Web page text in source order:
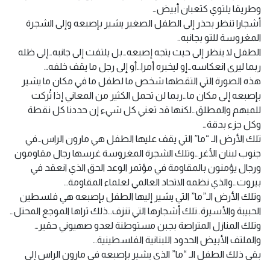
وطريقا يلتوي كثعبان أبيض…
أشجارا تنظر بحذر إلى الطفل الصغير يشير بإصبعه وإلى الشجرة
المغروسة للتو بجانبه..
الطفل لا ينظر إلى حيث يتجه إصبعه…بل يلتفت إلى جانبه…إلى ظله
ربما ليرى انعكاسه…إو ليخبره أمرا…أو إلى رجل ما يقف خلفه…
هذه الصورة التي التقطها شخص ما لطفل ما في مكان ما يشير
بإصبعه إلى مكان ما…ربما لن تحمل الكثير من المعاني إذا تُركت
للمبهم والمطلق…لكنها قد تعني كل شيء إن حددنا كل نقطة
وكل جزء بدقة…
تلك الأرض الـ “ما” التي يقف عليها الطفل هي مارون الراس…في
جنوب لبنان الأغر…وتلك الشجرة المغروسة غرسها رجال مقاومون
ورجال يؤمنون بالمقاومة في مؤتمر الوعد الحق الذي انعقد في
بيروت…والذي نظمه الاتحاد العالمي لعلماء المقاومة…
وتلك الأرض الـ”ما” التي يشير إليها الطفل بإصبعه هي فلسطين
الحبيبة والأسيرة..تلك أشجارها التي تنزف…ذلك ثراها الموجع المحتل…
وتلك المنازل المتراصة بجبن مستوطنة لعدو صهيوني حقير…
والملتف الأبيض الحدود اللبنانية الفلسطينية…
بقي ذلك الطفل الـ “ما” الذي يشير بإصبعه في مارون الراس إلى